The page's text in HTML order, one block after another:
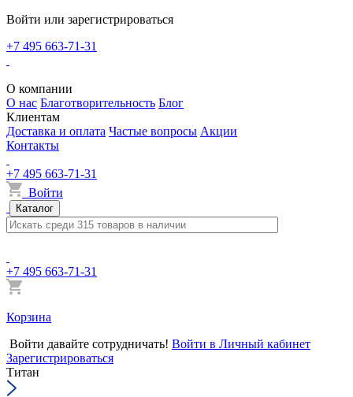
Войти или зарегистрироваться
+7 495 663-71-31
О компании
О нас Благотворительность Блог
Клиентам
Доставка и оплата Частые вопросы Акции
Контакты
+7 495 663-71-31
Войти
Каталог
+7 495 663-71-31
Корзина
Войти давайте сотрудничать! Войти в Личный кабинет
Зарегистрироваться
Титан